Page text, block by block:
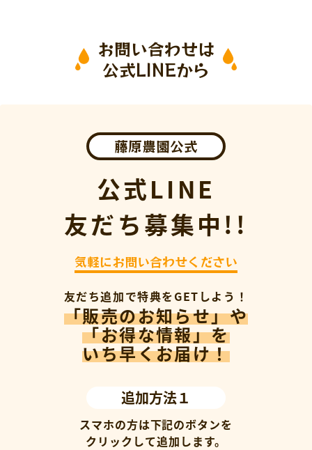
お問い合わせは
公式LINEから
藤原農園公式
公式LINE
友だち募集中!!
気軽にお問い合わせください
友だち追加で特典をGETしよう！
「販売のお知らせ」や
「お得な情報」を
いち早くお届け！
追加方法１
スマホの方は下記のボタンを
クリックして追加します。